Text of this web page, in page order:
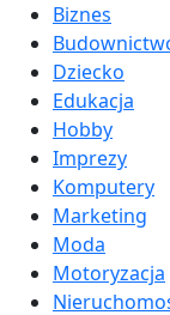
Biznes
Dziecko
Edukacja
Hobby
Imprezy
Komputery
Marketing
Moda
Motoryzacja